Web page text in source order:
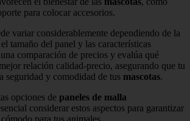
para colocar accesorios.
variar considerablemente dependiendo de la
tamaño del panel y las características
comparación de precios y evalúa qué
relación calidad-precio, asegurando que tu
seguridad y comodidad de tus mascotas.
opciones de paneles de malla
considerar estos aspectos para garantizar
para tus animales.